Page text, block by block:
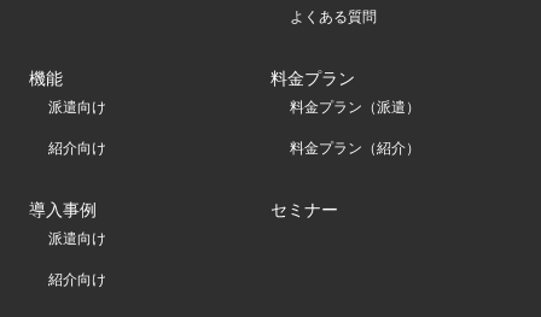
よくある質問
機能
派遣向け
紹介向け
料金プラン
料金プラン（派遣）
料金プラン（紹介）
導入事例
派遣向け
紹介向け
セミナー